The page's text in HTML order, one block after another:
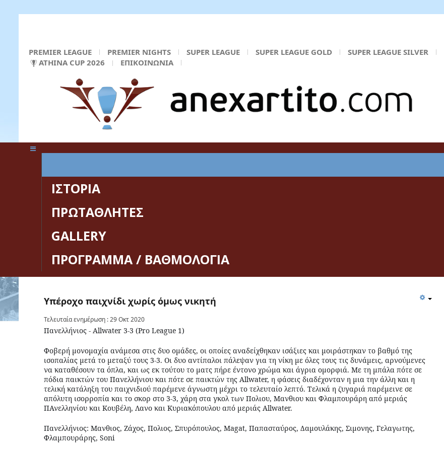
PREMIER LEAGUE PREMIER NIGHTS SUPER LEAGUE SUPER LEAGUE GOLD SUPER LEAGUE SILVER
ATHINA CUP 2026
ΕΠΙΚΟΙΝΩΝΙΑ
ΙΣΤΟΡΙΑ
ΠΡΩΤΑΘΛΗΤΕΣ
GALLERY
ΠΡΟΓΡΑΜΜΑ / ΒΑΘΜΟΛΟΓΙΑ
Υπέροχο παιχνίδι χωρίς όμως νικητή
Τελευταία ενημέρωση : 29 Οκτ 2020
Πανελλήνιος - Allwater 3-3 (Pro League 1)
Φοβερή μονομαχία ανάμεσα στις δυο ομάδες, οι οποίες αναδείχθηκαν ισάξιες και μοιράστηκαν το βαθμό της
ισοπαλίας μετά το μεταξύ τους 3-3. Οι δυο αντίπαλοι πάλεψαν για τη νίκη με όλες τους τις δυνάμεις, αρνούμενες
να καταθέσουν τα όπλα, και ως εκ τούτου το ματς πήρε έντονο χρώμα και άγρια ομορφιά. Με τη μπάλα πότε σε
πόδια παικτών του Πανελλήνιου και πότε σε παικτών της Allwater, η φάσεις διαδέχονταν η μια την άλλη και η
τελική κατάληξη του παιχνιδιού παρέμενε άγνωστη μέχρι το τελευταίο λεπτό. Τελικά η ζυγαριά παρέμεινε σε
απόλυτη ισορροπία και το σκορ στο 3-3, χάρη στα γκολ των Πολιου, Μανθιου και Φλαμπουράρη από μεριάς
ΠΑνελληνίου και Κουβέλη, Λανο και Κυριακόπουλου από μεριάς Allwater.
Πανελλήνιος: Μανθιος, Ζάχος, Πολιος, Σπυρόπουλος, Magat, Παπασταύρος, Δαμουλάκης, Σιμονης, Γελαγωτης,
Φλαμπουράρης, Soni